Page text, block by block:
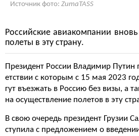
Источник фото: ZumaTASS
Российские авиакомпании вновь
полеты в эту страну.
Президент России Владимир Путин
етствии с которым с 15 мая 2023
гут въезжать в Россию без визы, а
на осуществление полетов в эту
В свою очередь президент Грузии
ступила с предложением о